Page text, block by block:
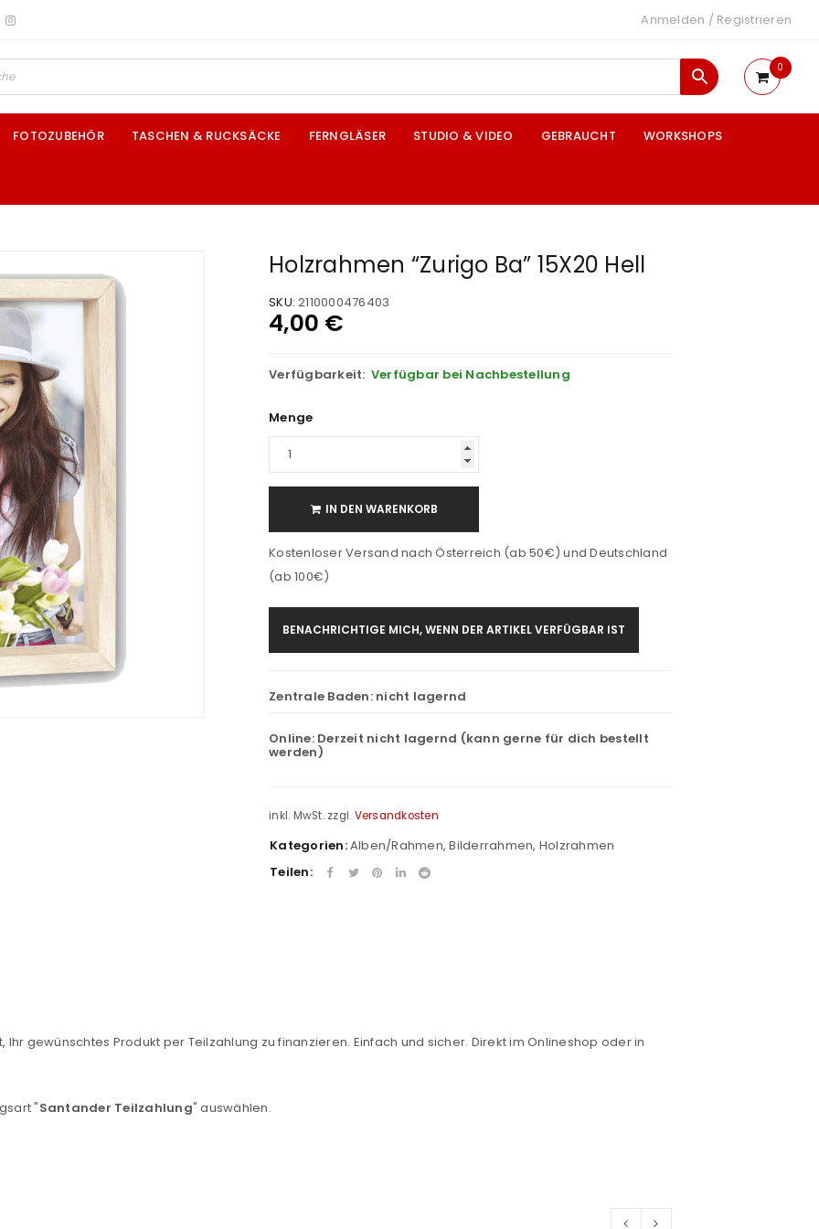
REGISTRIEREN
Anmelden / Registrieren
0
FOTOZUBEHÖR TASCHEN & RUCKSÄCKE FERNGLÄSER STUDIO & VIDEO GEBRAUCHT WORKSHOPS
Holzrahmen “Zurigo Ba” 15X20 Hell
SKU: 2110000476403
4,00 €
Verfügbarkeit: Verfügbar bei Nachbestellung
Menge
IN DEN WARENKORB
Kostenloser Versand nach Österreich (ab 50€) und Deutschland
(ab 100€)
BENACHRICHTIGE MICH, WENN DER ARTIKEL VERFÜGBAR IST
Zentrale Baden: nicht lagernd
Online: Derzeit nicht lagernd (kann gerne für dich bestellt
werden)
inkl. MwSt. zzgl. Versandkosten
Kategorien:Alben/Rahmen,Bilderrahmen, Holzrahmen
Teilen:
gewünschtes Produkt per Teilzahlung zu finanzieren. Einfach und sicher. Direkt im Onlineshop oder in
"Santander Teilzahlung" auswählen.